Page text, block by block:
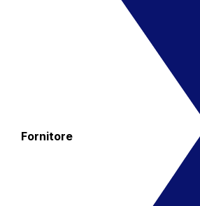
Fornitore